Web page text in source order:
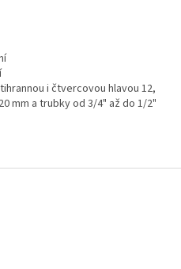
i čtvercovou hlavou 12,
mm a trubky od 3/4" až do 1/2"